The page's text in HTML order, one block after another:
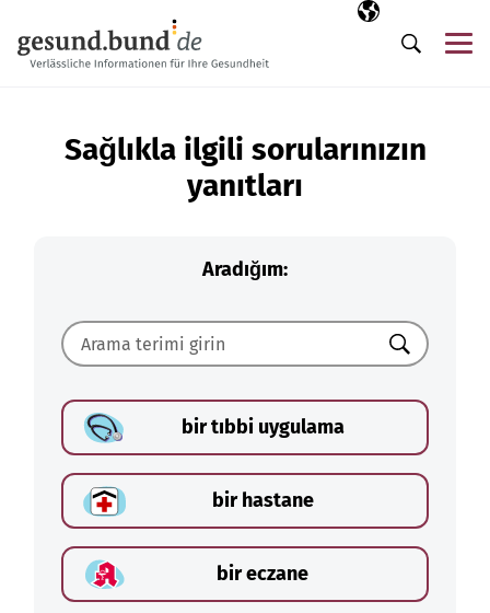
Seçili dil
TR
Arama
Sağlıkla ilgili sorularınızın
yanıtları
Aradığım:
Ara
bir tıbbi uygulama
bir hastane
bir eczane